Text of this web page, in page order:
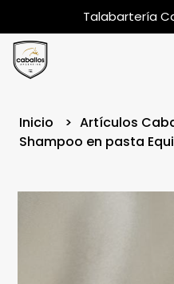
Talabartería
Inicio
Artículos
Shampoo en pasta